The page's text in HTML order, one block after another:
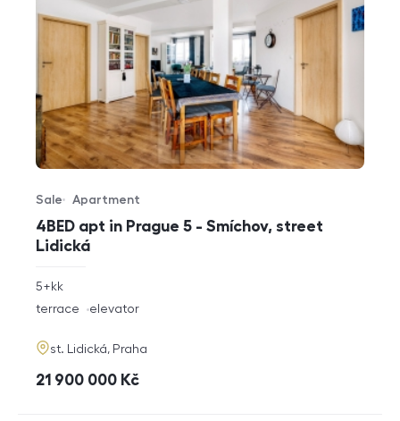
4BED apt in Prague 5 - Smíchov, street
Lidická
Offer type
Sale
Property type
Apartment
rozměry
disposition
5+kk
funkce
terrace elevator
adresa
st. Lidická, Praha
cena
21 900 000 Kč